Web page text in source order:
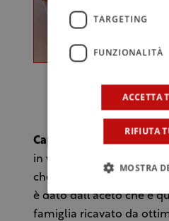
Caponata di melanzane
in versione light, quasi
che un piatto di ortaggi
è dato dall'aceto che è
famiglia ricavato da
TARGETING
FUNZIONALITÀ
ACCETTA
RIFIUTA
MOSTRA